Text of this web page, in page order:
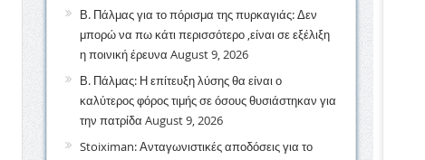
Β. Πάλμας για το πόρισμα της πυρκαγιάς: Δεν
μπορώ να πω κάτι περισσότερο ,είναι σε εξέλιξη
η ποινική έρευνα August 9, 2026
Β. Πάλμας: Η επίτευξη λύσης θα είναι ο
καλύτερος φόρος τιμής σε όσους θυσιάστηκαν για
την πατρίδα August 9, 2026
Stoiximan: Ανταγωνιστικές αποδόσεις για το